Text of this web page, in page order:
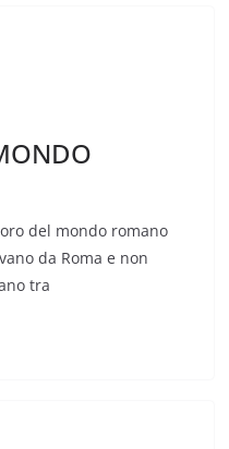
del mondo romano
da Roma e non
tra